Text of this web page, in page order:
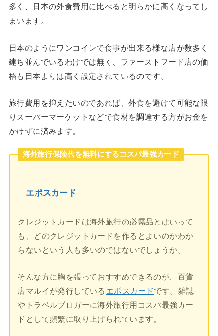
多く、日本の外食費用に比べると明らかに高くなってし
まいます。
日本のようにワンコインで食事が出来る様な店が数多く
建ち並んでいるわけでは無く、ファーストフード店の価
格も日本よりは高く設定されているのです。
旅行費用を抑えたいのであれば、外食を避けて可能な限
りスーパーマーケットなどで食材を調達する方がお金を
かけずに済みます。
海外旅行保険代を無料にするコスパ最強カード
エポスカード
クレジットカードは海外旅行の必需品とはいって
も、どのクレジットカードを作るとよいのかわか
らないという人も多いのではないでしょうか。
そんな方に胸を張っておすすめできるのが、百貨
店マルイが発行している エポスカードです。雑誌
やトラベルブロガーに海外旅行用コスパ最強カー
ドとして頻繁に取り上げられています。